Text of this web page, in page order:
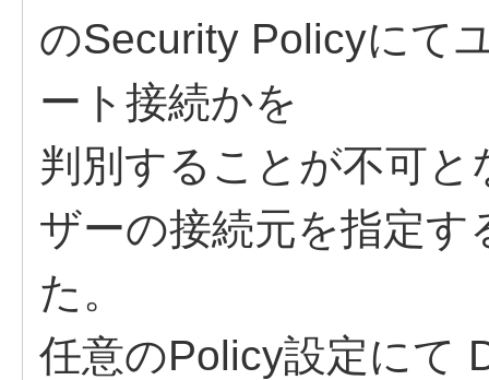
のSecurity Policyにて
ート接続かを
判別することが不可
ザーの接続元を指定
た。
任意のPolicy設定にて